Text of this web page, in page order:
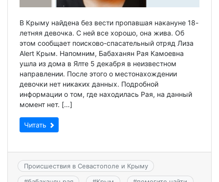
В Крыму найдена без вести пропавшая накануне 18-
летняя девочка. С ней все хорошо, она жива. Об
этом сообщает поисково-спасательный отряд Лиза
Alert Крым. Напомним, Бабаханян Рая Камоевна
ушла из дома в Ялте 5 декабря в неизвестном
направлении. После этого о местонахождении
девочки нет никаких данных. Подробной
информации о том, где находилась Рая, на данный
момент нет. […]
Читать
Происшествия в Севастополе и Крыму